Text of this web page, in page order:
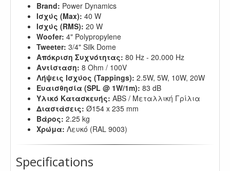
Brand: Power Dynamics
Ισχύς (Max): 40 W
Ισχύς (RMS): 20 W
Woofer: 4" Polypropylene
Tweeter: 3/4" Silk Dome
Απόκριση Συχνότητας: 80 Hz - 20.000 Hz
Αντίσταση: 8 Ohm / 100V
Λήψεις Ισχύος (Tappings): 2.5W, 5W, 10W, 20W
Ευαισθησία (SPL @ 1W/1m): 83 dB
Υλικό Κατασκευής: ABS / Μεταλλική Γρίλια
Διαστάσεις: Ø154 x 235 mm
Βάρος: 2.25 kg
Χρώμα: Λευκό (RAL 9003)
Specifications